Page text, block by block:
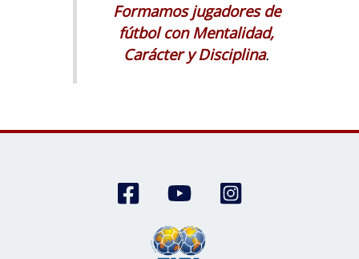
Formamos jugadores de
fútbol con Mentalidad,
Carácter y Disciplina.